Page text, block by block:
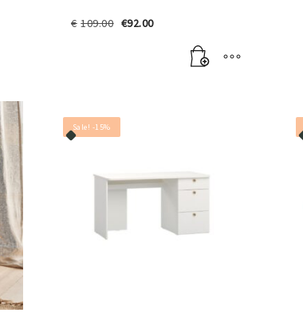
€ 109.00 Original
€92.00Current
€92.00.
Sale! -15%